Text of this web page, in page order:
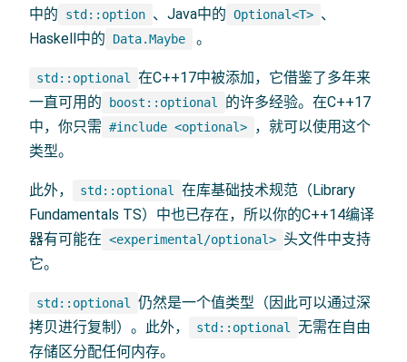
中的
std::option 、Java中的 Optional<T> 、
Haskell中的
Data.Maybe 。
std::optional
在C++17中被添加，它借鉴了多年来
一直可用的
boost::optional
的许多经验。在C++17
中，你只需 #include <optional>
，就可以使用这个
类型。
此外， std::optional
在库基础技术规范（Library
Fundamentals TS）中也已存在，所以你的C++14编译
器有可能在 <experimental/optional> 头文件中支持
它。
std::optional
仍然是一个值类型（因此可以通过深
拷贝进行复制）。此外，
std::optional
无需在自由
存储区分配任何内存。